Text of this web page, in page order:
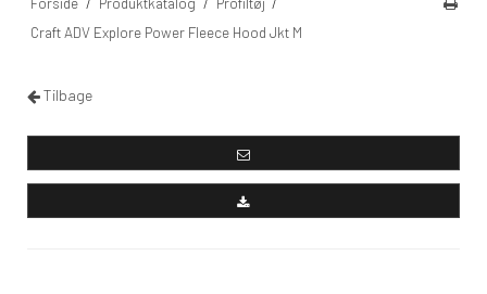
Craft ADV Explore Power Fleece Hood Jkt M
Tilbage